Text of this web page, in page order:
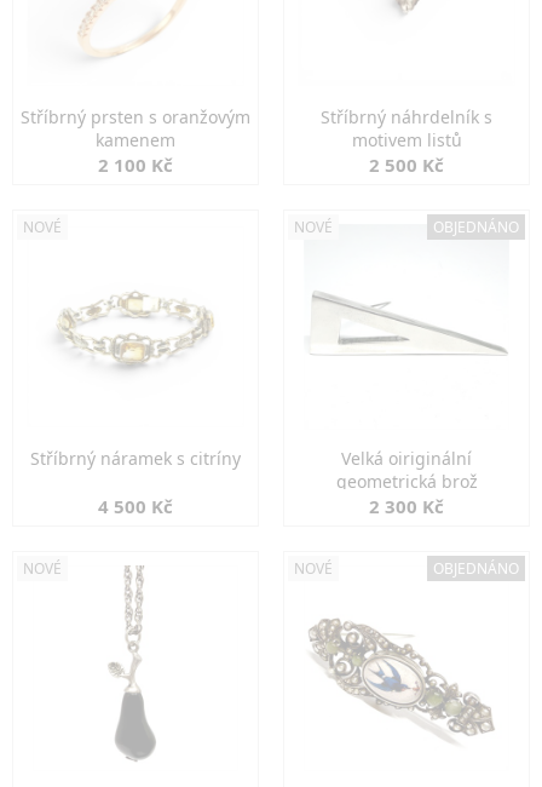
Stříbrný prsten s oranžovým
kamenem
2 100 Kč
Stříbrný náhrdelník s
motivem listů
2 500 Kč
NOVÉ
Stříbrný náramek s citríny
4 500 Kč
NOVÉ OBJEDNÁNO
Velká oiriginální
geometrická brož
2 300 Kč
NOVÉ NOVÉ OBJEDNÁNO